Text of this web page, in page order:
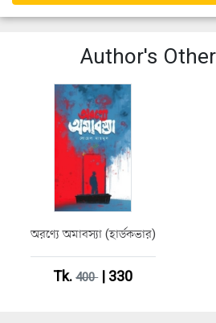
Author's
অরণ্যে অমাবস্যা (হার্ডকভার)
Tk.400| 330